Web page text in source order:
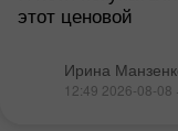
этот ценовой
Ирина
12:49 2026-08-08